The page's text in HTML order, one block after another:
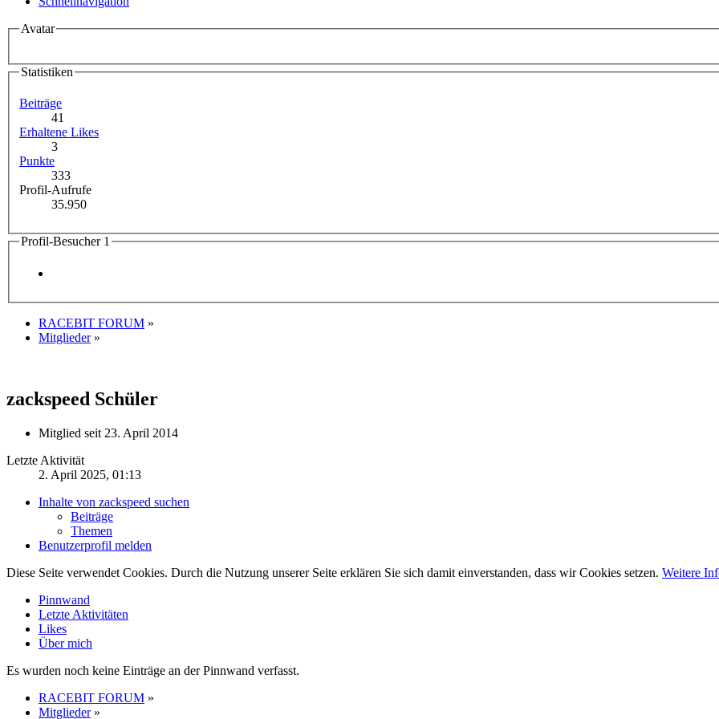
Avatar
Statistiken
Beiträge
41
Erhaltene Likes
3
Punkte
333
Profil-Aufrufe
35.950
Profil-Besucher 1
RACEBIT FORUM »
Mitglieder »
zackspeed Schüler
Mitglied seit 23. April 2014
Letzte Aktivität
2. April 2025, 01:13
Inhalte von zackspeed suchen
Beiträge
Themen
Benutzerprofil melden
Diese Seite verwendet Cookies. Durch die Nutzung unserer Seite erklären Sie sich damit einverstanden, dass wir Cookies setzen. Weitere
Pinnwand
Letzte Aktivitäten
Likes
Über mich
Es wurden noch keine Einträge an der Pinnwand verfasst.
RACEBIT FORUM »
Mitglieder »